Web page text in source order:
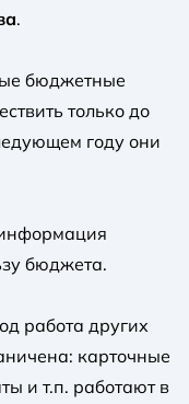
.
бюджетные
только до
году они
бюджета.
работа других
карточные
и т.п. работают в